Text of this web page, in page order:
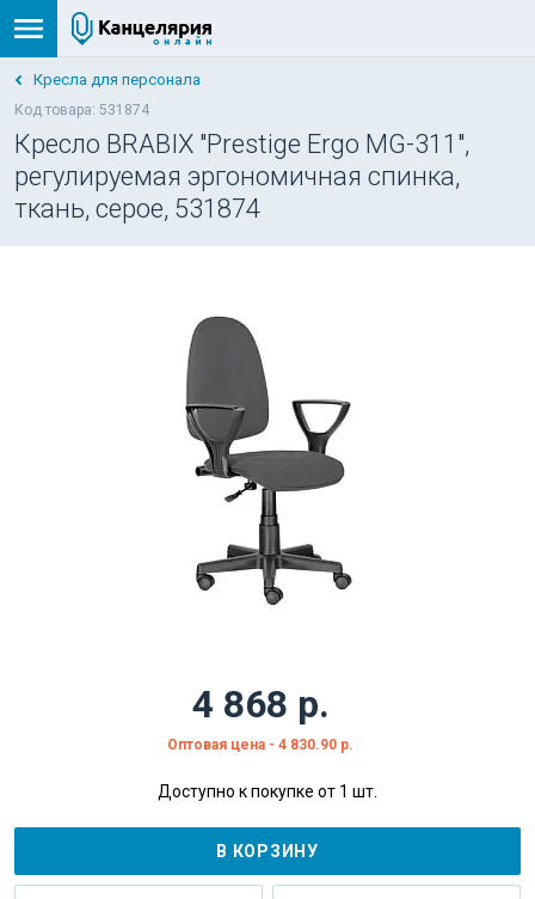
Кресла для персонала
Код товара: 531874
Кресло BRABIX "Prestige Ergo MG-311",
регулируемая эргономичная спинка,
ткань, серое, 531874
4 868 р.
Оптовая цена - 4 830.90 р.
Доступно к покупке от 1 шт.
В КОРЗИНУ